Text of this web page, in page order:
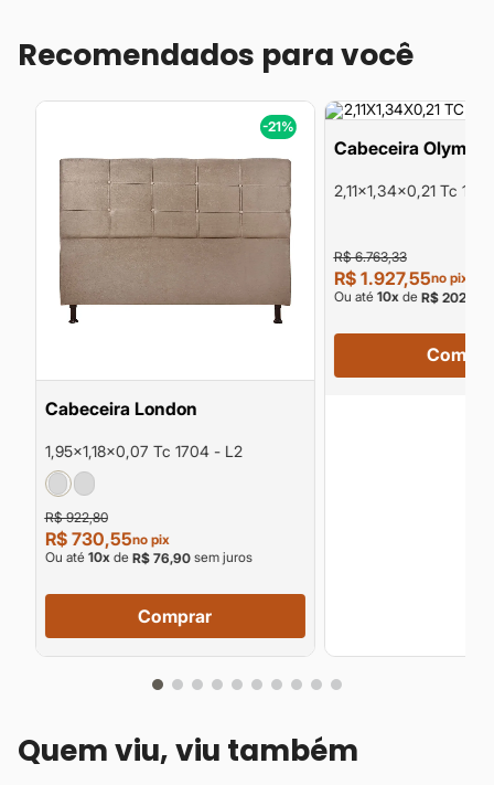
Recomendados para você
-21%
Cabeceira London
1,95x1,18x0,07 Tc 1704 - L2
R$ 922,80
R$ 730,55no pix
Ou até 10xde R$ 76,90sem juros
Comprar
Cabeceira
2,11x1,34x0,21 Tc
R$ 6.763,33
R$ 1.927,55no pix
Ou até 10x de R$ 202,90
Quem viu, viu também